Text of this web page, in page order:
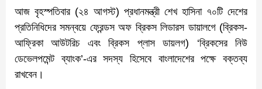
আজ বৃহস্পতিবার (২৪ আগস্ট) প্রধানমন্ত্রী শেখ হাসিনা ৭০টি দেশের
প্রতিনিধিদের সমন্বয়ে ফ্রেন্ডস অফ ব্রিকস লিডারস ডায়ালগে (ব্রিকস-
আফ্রিকা আউটরিচ এবং ব্রিকস প্লাস ডায়লগ) ‘ব্রিকসের নিউ
ডেভেলপমেন্ট ব্যাংক’-এর সদস্য হিসেবে বাংলাদেশের পক্ষে বক্তব্য
রাখবেন।